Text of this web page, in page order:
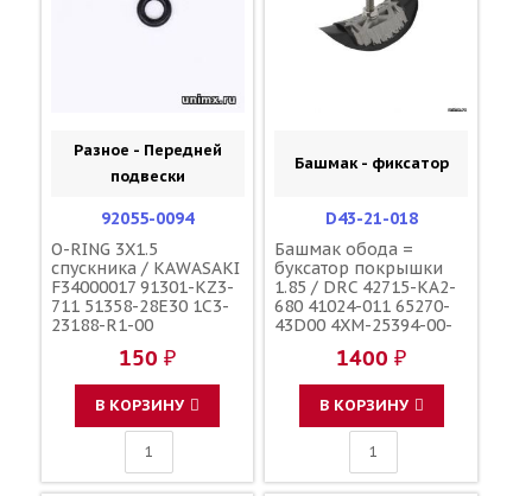
Разное - Передней
подвески
92055-0094
O-RING 3X1.5
спускника / KAWASAKI
F34000017 91301-KZ3-
711 51358-28E30 1C3-
23188-R1-00
150 ₽
В КОРЗИНУ
Башмак - фиксатор
D43-21-018
Башмак обода =
буксатор покрышки
1.85 / DRC 42715-KA2-
680 41024-011 65270-
43D00 4XM-25394-00-
1400 ₽
В КОРЗИНУ